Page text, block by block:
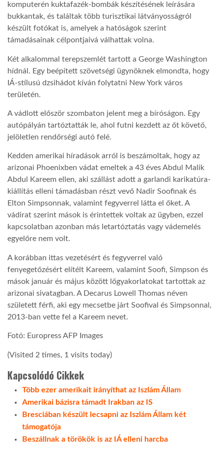
DOBRAVERO.HU
LATIMO.HU
GLOBOBOOK
komputerén kuktafazék-bombák készítésének leírására
bukkantak, és találtak több turisztikai látványosságról
készült fotókat is, amelyek a hatóságok szerint
támadásainak célpontjaivá válhattak volna.
Két alkalommal terepszemlét tartott a George Washington
hídnál. Egy beépített szövetségi ügynöknek elmondta, hogy
IÁ-stílusú dzsihádot kíván folytatni New York város
területén.
A vádlott először szombaton jelent meg a bíróságon. Egy
autópályán tartóztatták le, ahol futni kezdett az őt követő,
jelöletlen rendőrségi autó felé.
Kedden amerikai híradások arról is beszámoltak, hogy az
arizonai Phoenixben vádat emeltek a 43 éves Abdul Malik
Abdul Kareem ellen, aki szállást adott a garlandi karikatúra-
kiállítás elleni támadásban részt vevő Nadir Soofinak és
Elton Simpsonnak, valamint fegyverrel látta el őket. A
vádirat szerint mások is érintettek voltak az ügyben, ezzel
kapcsolatban azonban más letartóztatás vagy vádemelés
egyelőre nem volt.
A korábban ittas vezetésért és fegyverrel való
fenyegetőzésért elítélt Kareem, valamint Soofi, Simpson és
mások január és május között lőgyakorlatokat tartottak az
arizonai sivatagban. A Decarus Lowell Thomas néven
született férfi, aki egy mecsetbe járt Soofival és Simpsonnal,
2013-ban vette fel a Kareem nevet.
Fotó: Europress AFP Images
(Visited 2 times, 1 visits today)
Kapcsolódó Cikkek
Több ezer amerikait irányíthat az Iszlám Állam
Amerikai bázisra támadt Irakban az IS
Bresciában készült lecsapni az Iszlám Állam két
támogatója
Beszállnak a törökök is az IÁ elleni harcba